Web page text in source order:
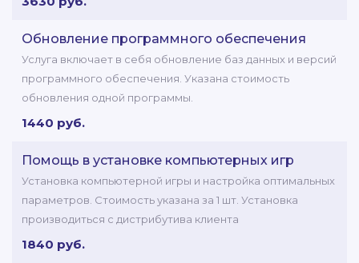
Обновление программного обеспечения
Услуга включает в себя обновление баз данных и версий
программного обеспечения. Указана стоимость
обновления одной программы.
1440 руб.
Помощь в установке компьютерных игр
Установка компьютерной игры и настройка оптимальных
параметров. Стоимость указана за 1 шт. Установка
производиться с дистрибутива клиента
1840 руб.